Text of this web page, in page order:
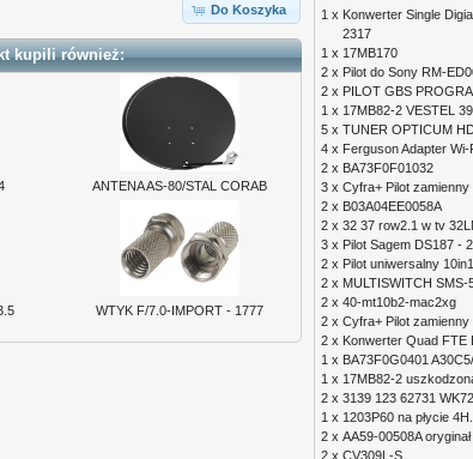
Do Koszyka
kupili również:
ANTENA AS-80/STAL CORAB
WTYK F/7.0-IMPORT - 1777
1 x Konwerter Single
2317
1 x 17MB170
2 x Pilot do Sony RM-
2 x PILOT GBS
1 x 17MB82-2 VESTEL
5 x TUNER OPTICUM
4 x Ferguson Adapter
2 x BA73F0F01032
3 x Cyfra+ Pilot
2 x B03A04EE0058A
2 x 32 37 row2.1 w tv
3 x Pilot Sagem DS187 -
2 x Pilot uniwersalny
2 x MULTISWITCH
2 x 40-mt10b2-mac2xg
2 x Cyfra+ Pilot
2 x Konwerter Quad FTE
1 x BA73F0G0401
1 x 17MB82-2
2 x 3139 123 62731
1 x 1203P60 na płycie
2 x AA59-00508A
2 x CV309L-S